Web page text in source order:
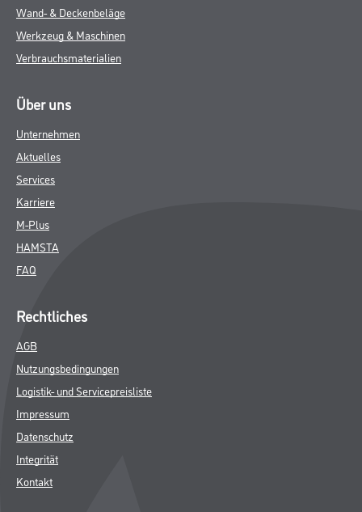
Wand- & Deckenbeläge
Werkzeug & Maschinen
Verbrauchsmaterialien
Über uns
Unternehmen
Aktuelles
Services
Karriere
M-Plus
HAMSTA
FAQ
Rechtliches
AGB
Nutzungsbedingungen
Logistik- und Servicepreisliste
Impressum
Datenschutz
Integrität
Kontakt